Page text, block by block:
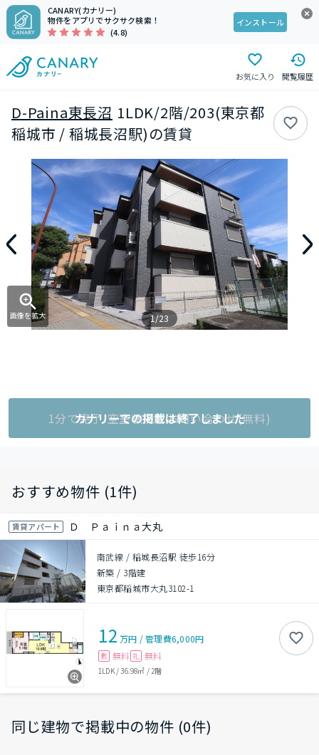
CANARY(カナリー)
物件をアプリでサクサク検索！
(4.8)
インストール
お気に入り 閲覧履歴
D-Paina東長沼 1LDK/2階/203(東京都
稲城市 / 稲城長沼駅)の賃貸
画像を拡大 1/23
1分で完了!空室状況をお問い合わせ(無料)
カナリーでの掲載は終了しました
おすすめ物件 (1件)
賃貸アパート Ｄ Ｐａｉｎａ大丸
南武線 / 稲城長沼駅 徒歩16分
新築 / 3階建
東京都稲城市大丸3102-1
12 万円 /管理費6,000円
敷 無料 礼 無料
1LDK/36.98㎡ / 2階
同じ建物で掲載中の物件 (0件)